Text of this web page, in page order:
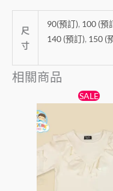
尺
寸
90(預訂), 100 (預
140 (預訂), 150 (
相關商品
SALE
始
$65。
目
前
$59。